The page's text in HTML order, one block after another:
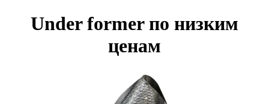
Under former по низким
ценам